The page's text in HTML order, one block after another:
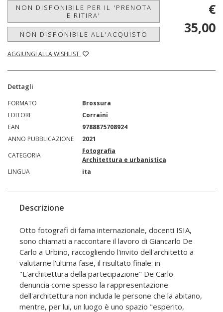
NON DISPONIBILE PER IL 'PRENOTA
E RITIRA'
NON DISPONIBILE ALL'ACQUISTO
AGGIUNGI ALLA WISHLIST
€
35,00
Dettagli
FORMATO
Brossura
EDITORE
Corraini
EAN
9788875708924
ANNO PUBBLICAZIONE
2021
CATEGORIA
Fotografia
Architettura e urbanistica
LINGUA
ita
Descrizione
Otto fotografi di fama internazionale, docenti ISIA,
sono chiamati a raccontare il lavoro di Giancarlo De
Carlo a Urbino, raccogliendo l'invito dell'architetto a
valutarne l'ultima fase, il risultato finale: in
"L'architettura della partecipazione" De Carlo
denuncia come spesso la rappresentazione
dell'architettura non includa le persone che la abitano,
mentre, per lui, un luogo è uno spazio "esperito,